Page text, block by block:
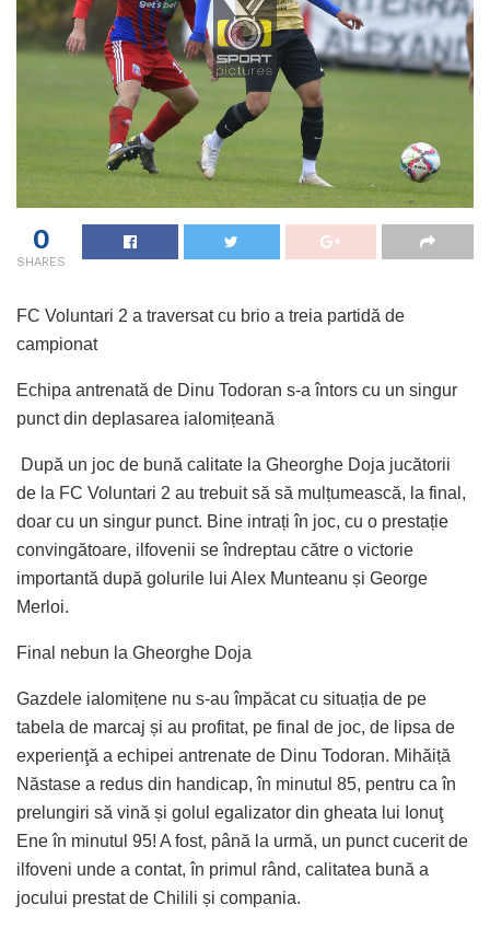
0
SHARES
FC Voluntari 2 a traversat cu brio a treia partidă de
campionat
Echipa antrenată de Dinu Todoran s-a întors cu un singur
punct din deplasarea ialomițeană
După un joc de bună calitate la Gheorghe Doja jucătorii
de la FC Voluntari 2 au trebuit să să mulțumească, la final,
doar cu un singur punct. Bine intrați în joc, cu o prestație
convingătoare, ilfovenii se îndreptau către o victorie
importantă după golurile lui Alex Munteanu și George
Merloi.
Final nebun la Gheorghe Doja
Gazdele ialomițene nu s-au împăcat cu situația de pe
tabela de marcaj și au profitat, pe final de joc, de lipsa de
experienţă a echipei antrenate de Dinu Todoran. Mihăiță
Năstase a redus din handicap, în minutul 85, pentru ca în
prelungiri să vină și golul egalizator din gheata lui Ionuţ
Ene în minutul 95! A fost, până la urmă, un punct cucerit de
ilfoveni unde a contat, în primul rând, calitatea bună a
jocului prestat de Chilili și compania.